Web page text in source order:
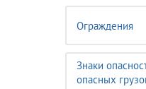
Ограждения
Знаки
опасных